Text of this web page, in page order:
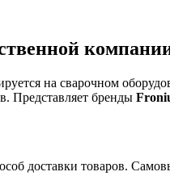
на сварочном
Представляет бренды
доставки товаров.